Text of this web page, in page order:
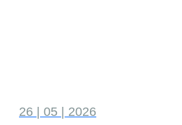
26 | 05 | 2026